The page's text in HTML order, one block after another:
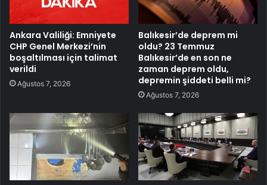
Ankara Valiliği: Emniyete
CHP Genel Merkezi’nin
boşaltılması için talimat
verildi
Ağustos 7, 2026
Balıkesir’de deprem mi
oldu? 23 Temmuz
Balıkesir’de en son ne
zaman deprem oldu,
depremin şiddeti belli mi?
Ağustos 7, 2026